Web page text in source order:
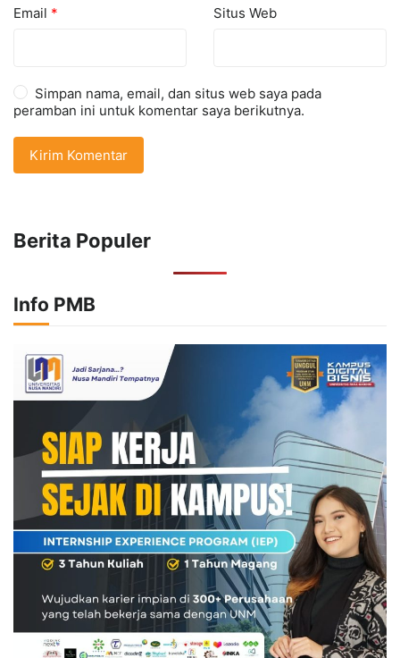
Email * Situs Web
Simpan nama, email, dan situs web saya pada
peramban ini untuk komentar saya berikutnya.
Berita Populer
Info PMB